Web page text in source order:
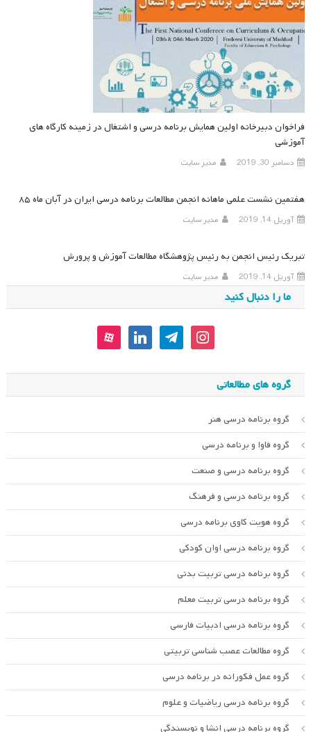
فراخوان دبیرخانه اولین همایش برنامه درسی و اشتغال در زمینه کارگاه های
آموزشی
دسامبر 30, 2019 مدیر سایت
هفتمین نشست علمی ماهانه انجمن مطالعات برنامه درسی ایران در آبان ماه ۸۵
آوریل 14, 2019 مدیر سایت
تبریک رئیس انجمن به رئیس پژوهشگاه مطالعات آموزش و پرورش
آوریل 14, 2019 مدیر سایت
ما را دنبال کنید
instagram
telegram
linkedin
aparat
گروه های مطالعاتی
گروه برنامه درسی هنر
گروه فاوا و برنامه درسی
گروه برنامه درسی و صنعت
گروه برنامه درسی و فرهنگ
گروه هویت کاوی برنامه درسی
گروه برنامه درسی اوان کودکی
گروه برنامه درسی تربیت بدنی
گروه برنامه درسی تربیت معلم
گروه برنامه درسی ادبیات فارسی
گروه مطالعات عصب شناسی تربیتی
گروه عمل فکورانه در برنامه درسی
گروه برنامه درسی ریاضیات و علوم
گروه برنامه درسی انشا و نویسندگی